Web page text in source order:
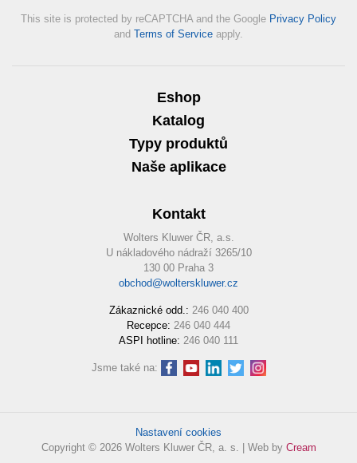
This site is protected by reCAPTCHA and the Google Privacy Policy
and Terms of Service apply.
Eshop
Katalog
Typy produktů
Naše aplikace
Kontakt
Wolters Kluwer ČR, a.s.
U nákladového nádraží 3265/10
130 00 Praha 3
obchod@wolterskluwer.cz
Zákaznické odd.: 246 040 400
Recepce: 246 040 444
ASPI hotline: 246 040 111
Jsme také na:
Nastavení cookies
Copyright © 2026 Wolters Kluwer ČR, a. s. | Web by Cream